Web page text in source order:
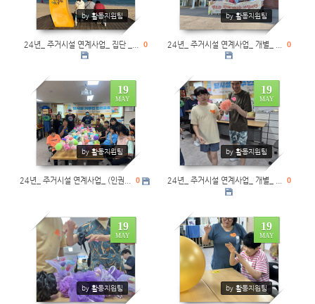
by 활동지원팀
24년_ 주거시설 연계사업_ 집단 _... 0
by 활동지원팀
24년_ 주거시설 연계사업_ 개별_ ... 0
19
MAY
by 활동지원팀
0
24년_ 주거시설 연계사업_ (인권... 0
19
MAY
by 활동지원팀
0
24년_ 주거시설 연계사업_ 개별_ ... 0
19
MAY
by 활동지원팀
0
19
MAY
by 활동지원팀
0